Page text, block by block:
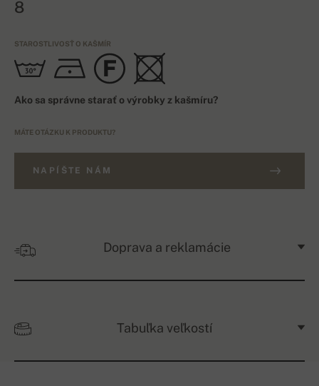
8
STAROSTLIVOSŤ O KAŠMÍR
Ako sa správne starať o výrobky z kašmíru?
MÁTE OTÁZKU K PRODUKTU?
NAPÍŠTE NÁM
Doprava a reklamácie
Tabuľka veľkostí